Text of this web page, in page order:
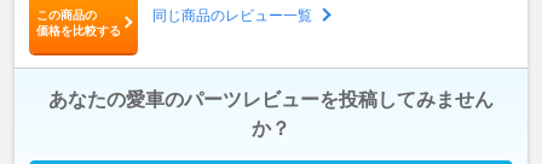
この商品の
価格を比較する
同じ商品のレビュー一覧
あなたの愛車のパーツレビューを投稿してみません
か？